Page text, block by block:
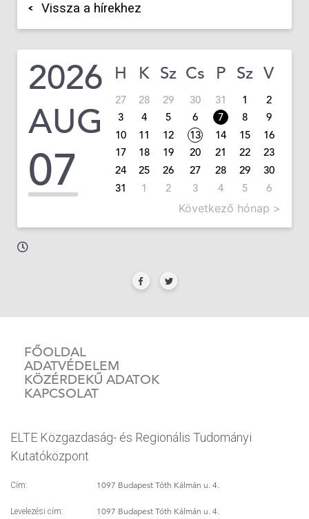
Vissza a hírekhez
2026
AUG
07
H K Sz Cs P Sz V
27 28 29 30 31 1
2
3
4 5 6 7 8
9
10
11 12 13 14 15
16
17
18 19 20 21 22
23
24
25 26 27 28 29
30
31
1 2 3 4 5 6
Következő hónap >
FŐOLDAL
ADATVÉDELEM
KÖZÉRDEKŰ ADATOK
KAPCSOLAT
ELTE Közgazdaság- és Regionális Tudományi
Kutatóközpont
Cím: 1097 Budapest Tóth Kálmán u. 4.
Levelezési cím: 1097 Budapest Tóth Kálmán u. 4.